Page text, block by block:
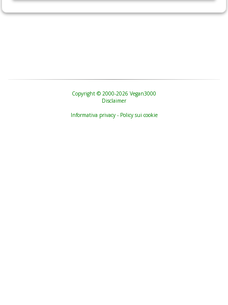
Copyright © 2000-2026 Vegan3000
Disclaimer
Informativa privacy - Policy sui cookie